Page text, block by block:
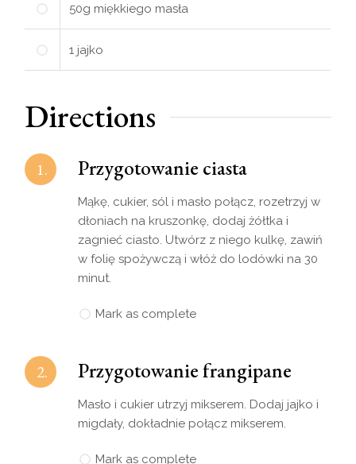
50g miękkiego masła
1 jajko
Directions
1. Przygotowanie ciasta
Mąkę, cukier, sól i masło połącz, rozetrzyj w
dłoniach na kruszonkę, dodaj żółtka i
zagnieć ciasto. Utwórz z niego kulkę, zawiń
w folię spożywczą i włóż do lodówki na 30
minut.
Mark as complete
2. Przygotowanie frangipane
Masło i cukier utrzyj mikserem. Dodaj jajko i
migdały, dokładnie połącz mikserem.
Mark as complete